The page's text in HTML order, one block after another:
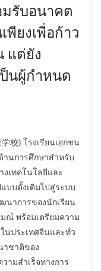
รับอนาคต
พียงเพื่อก้าว
แต่ยัง
นผู้กำหนด
校) โรงเรียนเอกชน
านการศึกษาสำหรับ
งเทคโนโลยีและ
บบดั้งเดิมไปสู่ระบบ
นาการของนักเรียน
ณ์ พร้อมเตรียมความ
นประเทศจีนและทั่ว
าชาติของ
ามสำเร็จทางการ